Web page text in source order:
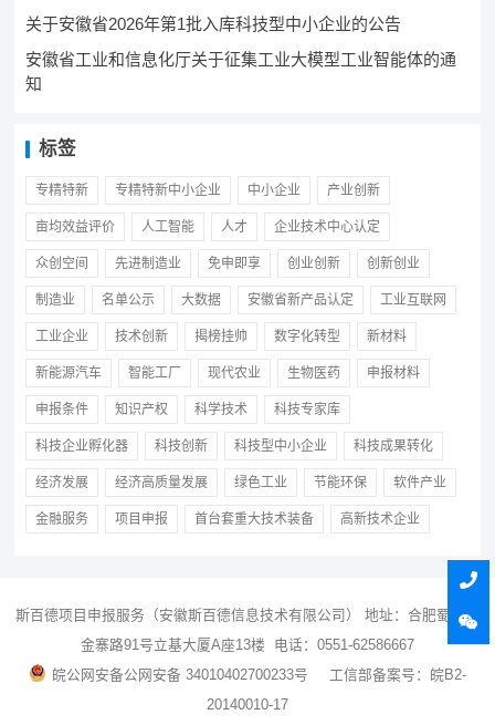
关于安徽省2026年第1批入库科技型中小企业的公告
安徽省工业和信息化厅关于征集工业大模型工业智能体的通
知
标签
专精特新 专精特新中小企业 中小企业 产业创新
亩均效益评价 人工智能 人才 企业技术中心认定
众创空间 先进制造业 免申即享 创业创新 创新创业
制造业 名单公示 大数据 安徽省新产品认定 工业互联网
工业企业 技术创新 揭榜挂帅 数字化转型 新材料
新能源汽车 智能工厂 现代农业 生物医药 申报材料
申报条件 知识产权 科学技术 科技专家库
科技企业孵化器 科技创新 科技型中小企业 科技成果转化
经济发展 经济高质量发展 绿色工业 节能环保 软件产业
金融服务 项目申报 首台套重大技术装备 高新技术企业
斯百德项目申报服务（安徽斯百德信息技术有限公司） 地址：合肥蜀山区
金寨路91号立基大厦A座13楼 电话：0551-62586667
皖公网安备公网安备 34010402700233号
工信部备案号：皖B2-
20140010-17